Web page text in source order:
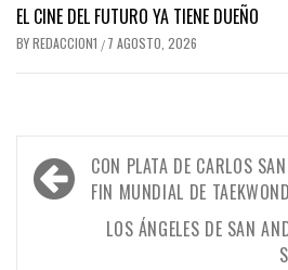
EL CINE DEL FUTURO YA TIENE DUEÑO
BYREDACCION1 / 7 AGOSTO, 2026
Navegación
de
entradas
CON PLATA DE CARLOS
FIN MUNDIAL DE
LOS ÁNGELES DE SAN